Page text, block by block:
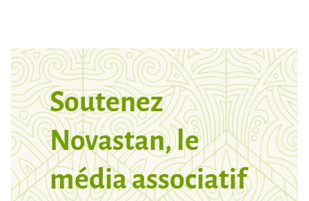
Soutenez
Novastan, le
média associatif